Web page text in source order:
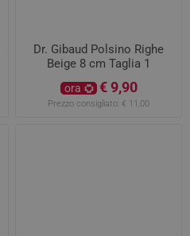
Dr. Gibaud Polsino Righe
Beige 8 cm Taglia 1
ora € 9,90
Prezzo consigliato: € 11,00